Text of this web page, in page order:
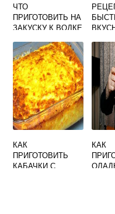
ЧТО
ПРИГОТОВИТЬ НА
ЗАКУСКУ К ВОДКЕ
ВКУСНО
КАК
ПРИГОТОВИТЬ
КАБАЧКИ С
КАК